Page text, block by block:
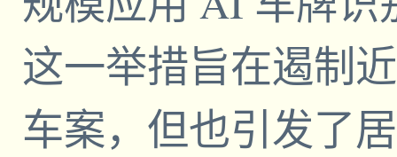
这一举措旨在遏制
车案，但也引发了